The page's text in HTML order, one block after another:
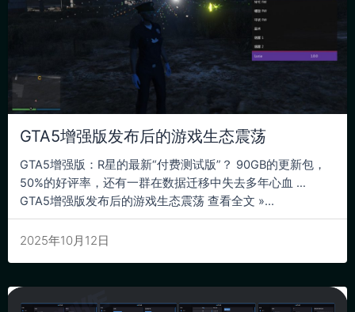
GTA5增强版发布后的游戏生态震荡
2025年10月12日
GTA5增强版：R星的最新“付费测试版”？ 90GB的更新包，
50%的好评率，还有一群在数据迁移中失去多年心血 …
GTA5增强版发布后的游戏生态震荡 查看全文 »...